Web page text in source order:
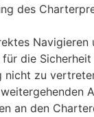
des
die
zu
an den